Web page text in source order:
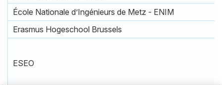
École Nationale d’Ingénieurs de Metz - ENIM
Erasmus Hogeschool Brussels
ESEO